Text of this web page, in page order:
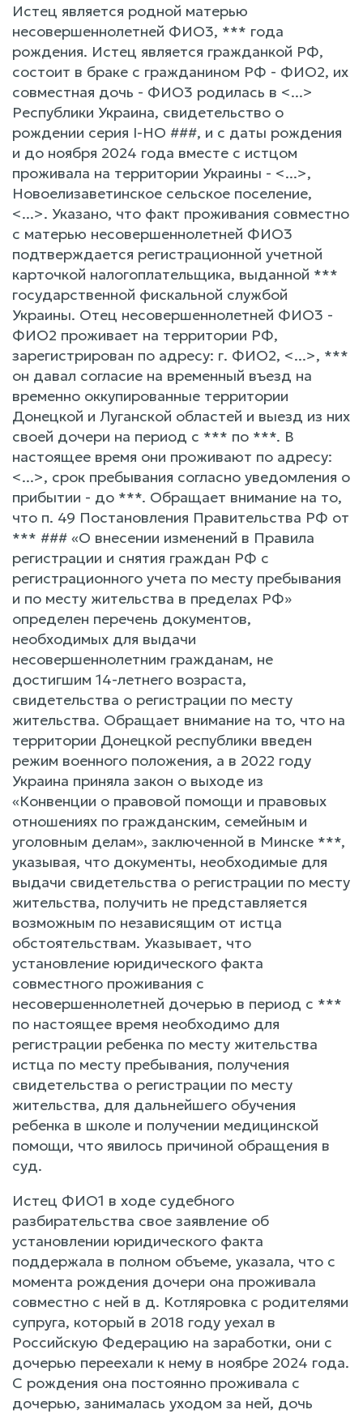
Истец является родной матерью
несовершеннолетней ФИО3, *** года
рождения. Истец является гражданкой РФ,
состоит в браке с гражданином РФ - ФИО2, их
совместная дочь - ФИО3 родилась в <...>
Республики Украина, свидетельство о
рождении серия I-НО ###, и с даты рождения
и до ноября 2024 года вместе с истцом
проживала на территории Украины - <...>,
Новоелизаветинское сельское поселение,
<...>. Указано, что факт проживания совместно
с матерью несовершеннолетней ФИО3
подтверждается регистрационной учетной
карточкой налогоплательщика, выданной ***
государственной фискальной службой
Украины. Отец несовершеннолетней ФИО3 -
ФИО2 проживает на территории РФ,
зарегистрирован по адресу: г. ФИО2, <...>, ***
он давал согласие на временный въезд на
временно оккупированные территории
Донецкой и Луганской областей и выезд из них
своей дочери на период с *** по ***. В
настоящее время они проживают по адресу:
<...>, срок пребывания согласно уведомления о
прибытии - до ***. Обращает внимание на то,
что п. 49 Постановления Правительства РФ от
*** ### «О внесении изменений в Правила
регистрации и снятия граждан РФ с
регистрационного учета по месту пребывания
и по месту жительства в пределах РФ»
определен перечень документов,
необходимых для выдачи
несовершеннолетним гражданам, не
достигшим 14-летнего возраста,
свидетельства о регистрации по месту
жительства. Обращает внимание на то, что на
территории Донецкой республики введен
режим военного положения, а в 2022 году
Украина приняла закон о выходе из
«Конвенции о правовой помощи и правовых
отношениях по гражданским, семейным и
уголовным делам», заключенной в Минске ***,
указывая, что документы, необходимые для
выдачи свидетельства о регистрации по месту
жительства, получить не представляется
возможным по независящим от истца
обстоятельствам. Указывает, что
установление юридического факта
совместного проживания с
несовершеннолетней дочерью в период с ***
по настоящее время необходимо для
регистрации ребенка по месту жительства
истца по месту пребывания, получения
свидетельства о регистрации по месту
жительства, для дальнейшего обучения
ребенка в школе и получении медицинской
помощи, что явилось причиной обращения в
суд.
Истец ФИО1 в ходе судебного
разбирательства свое заявление об
установлении юридического факта
поддержала в полном объеме, указала, что с
момента рождения дочери она проживала
совместно с ней в д. Котляровка с родителями
супруга, который в 2018 году уехал в
Российскую Федерацию на заработки, они с
дочерью переехали к нему в ноябре 2024 года.
С рождения она постоянно проживала с
дочерью, занималась уходом за ней, дочь